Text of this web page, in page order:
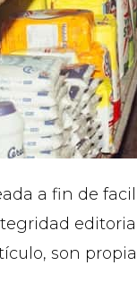
a fin de
son